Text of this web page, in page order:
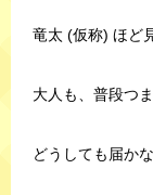
竜太 (仮称) ほど
大人も、普段つ
どうしても届か